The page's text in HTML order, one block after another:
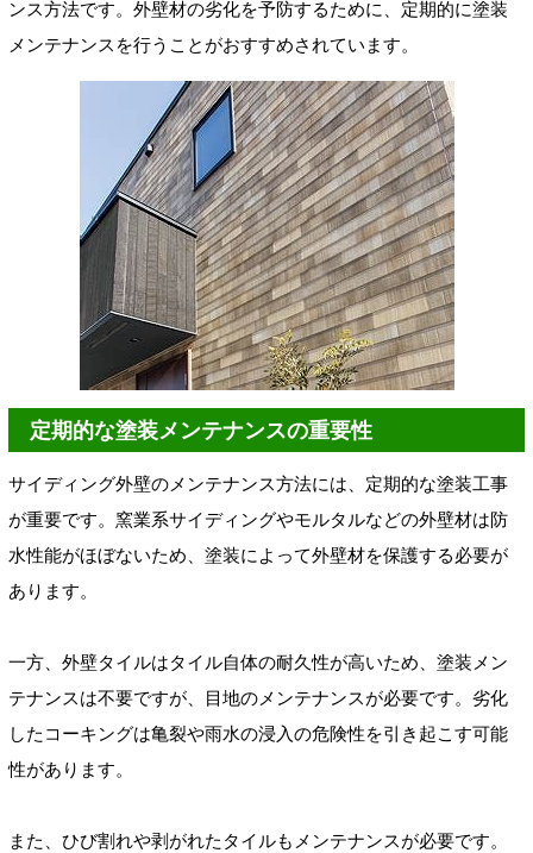
ンス方法です。外壁材の劣化を予防するために、定期的に塗装
メンテナンスを行うことがおすすめされています。
定期的な塗装メンテナンスの重要性
サイディング外壁のメンテナンス方法には、定期的な塗装工事
が重要です。窯業系サイディングやモルタルなどの外壁材は防
水性能がほぼないため、塗装によって外壁材を保護する必要が
あります。
一方、外壁タイルはタイル自体の耐久性が高いため、塗装メン
テナンスは不要ですが、目地のメンテナンスが必要です。劣化
したコーキングは亀裂や雨水の浸入の危険性を引き起こす可能
性があります。
また、ひび割れや剥がれたタイルもメンテナンスが必要です。